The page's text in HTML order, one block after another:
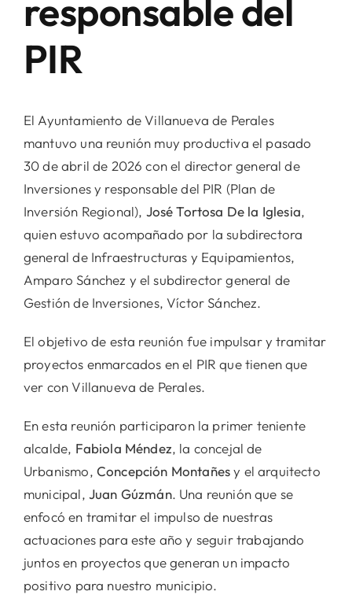
responsable del
PIR
El Ayuntamiento de Villanueva de Perales
mantuvo una reunión muy productiva el pasado
30 de abril de 2026 con el director general de
Inversiones y responsable del PIR (Plan de
Inversión Regional), José Tortosa De la Iglesia,
quien estuvo acompañado por la subdirectora
general de Infraestructuras y Equipamientos,
Amparo Sánchez y el subdirector general de
Gestión de Inversiones, Víctor Sánchez.
El objetivo de esta reunión fue impulsar y tramitar
proyectos enmarcados en el PIR que tienen que
ver con Villanueva de Perales.
En esta reunión participaron la primer teniente
alcalde, Fabiola Méndez, la concejal de
Urbanismo, Concepción Montañesy el arquitecto
municipal, Juan Gúzmán. Una reunión que se
enfocó en tramitar el impulso de nuestras
actuaciones para este año y seguir trabajando
juntos en proyectos que generan un impacto
positivo para nuestro municipio.